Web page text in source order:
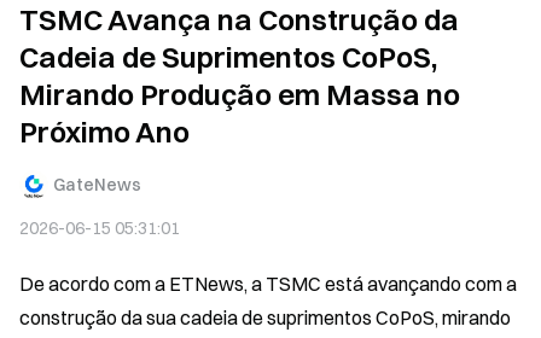
TSMC Avança na Construção da
Cadeia de Suprimentos CoPoS,
Mirando Produção em Massa no
Próximo Ano
GateNews
2026-06-15 05:31:01
De acordo com a ETNews, a TSMC está avançando com a
construção da sua cadeia de suprimentos CoPoS, mirando